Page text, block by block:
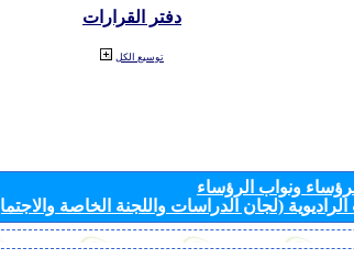
دفتر القرارات
توسيع الكل
ونواب الرؤساء
(لجان الدراسات واللجنة الخاصة